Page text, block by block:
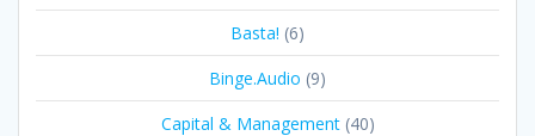
Basta! (6)
Binge.Audio (9)
Capital & Management(40)